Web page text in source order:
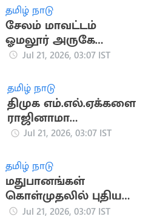
தமிழ் நாடு
சேலம் மாவட்டம்
ஓமலூர் அருகே
வயதான தம்பதி
Jul 21, 2026, 03:07 IST
தமிழ் நாடு
திமுக எம்.எல்.ஏக்களை
ராஜினாமா
செய்யச்சொல்லி
Jul 21, 2026, 03:07 IST
தமிழ் நாடு
மதுபானங்கள்
கொள்முதலில் புதிய
நடைமுறை -
Jul 21, 2026, 03:07 IST